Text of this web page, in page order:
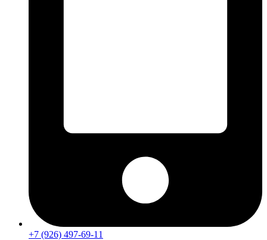
+7 (926) 497-69-11